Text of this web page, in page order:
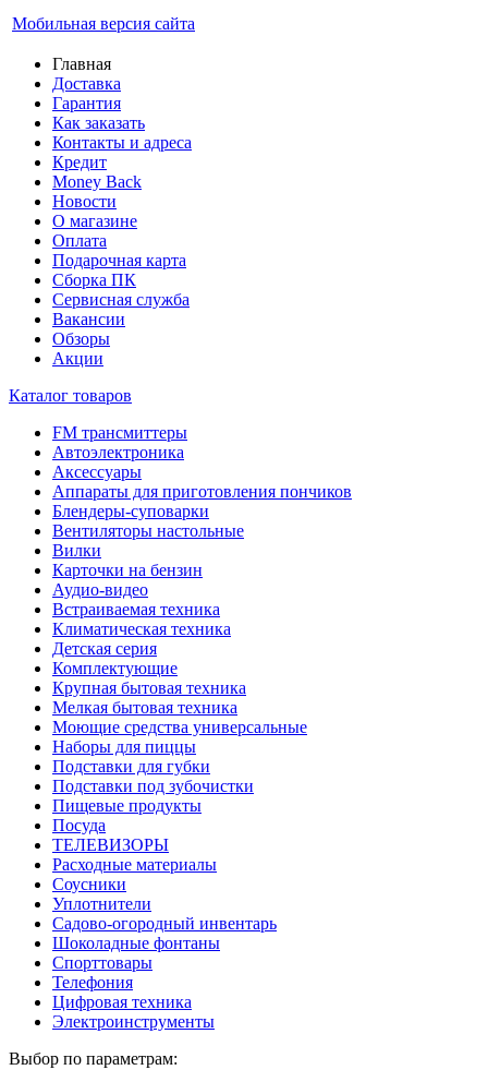
Мобильная версия сайта
Главная
Доставка
Гарантия
Как заказать
Контакты и адреса
Кредит
Money Back
Новости
О магазине
Оплата
Подарочная карта
Сборка ПК
Сервисная служба
Вакансии
Обзоры
Акции
Каталог товаров
FM трансмиттеры
Автоэлектроника
Аксессуары
Аппараты для приготовления пончиков
Блендеры-суповарки
Вентиляторы настольные
Вилки
Карточки на бензин
Аудио-видео
Встраиваемая техника
Климатическая техника
Детская серия
Комплектующие
Крупная бытовая техника
Мелкая бытовая техника
Моющие средства универсальные
Наборы для пиццы
Подставки для губки
Подставки под зубочистки
Пищевые продукты
Посуда
ТЕЛЕВИЗОРЫ
Расходные материалы
Соусники
Уплотнители
Садово-огородный инвентарь
Шоколадные фонтаны
Спорттовары
Телефония
Цифровая техника
Электроинструменты
Выбор по параметрам: